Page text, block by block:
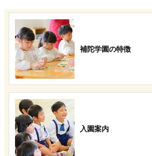
補陀学園の特徴
入園案内